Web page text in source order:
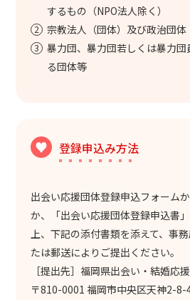
するもの（NPO法人除く）
宗教法人（団体）及び政治団体
暴力団、暴力団若しくは暴力
る団体等
登録申込み方法
出会い応援団体登録申込フォーム
か、「出会い応援団体登録申込書
上、下記の添付書類を添えて、事
たは郵送によりご提出ください。
［提出先］福岡県出会い・結婚応
〒810-0001 福岡市中央区天神2-